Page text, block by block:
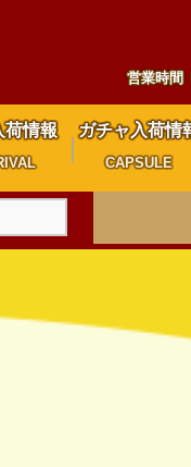
営業時間
荷情報 ガチャ入荷情
CAPSULE